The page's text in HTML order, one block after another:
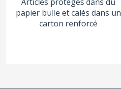
papier bulle et calés dans un
carton renforcé